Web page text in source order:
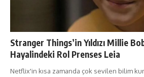
Stranger Things’in Yıldızı Millie
Hayalindeki Rol Prenses Leia
Netflix'in kısa zamanda çok sevilen bilim